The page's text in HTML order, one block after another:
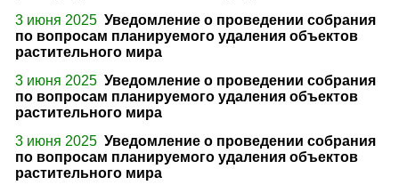
3 июня 2025 Уведомление о проведении собрания
по вопросам планируемого удаления объектов
растительного мира
3 июня 2025 Уведомление о проведении собрания
по вопросам планируемого удаления объектов
растительного мира
3 июня 2025 Уведомление о проведении собрания
по вопросам планируемого удаления объектов
растительного мира